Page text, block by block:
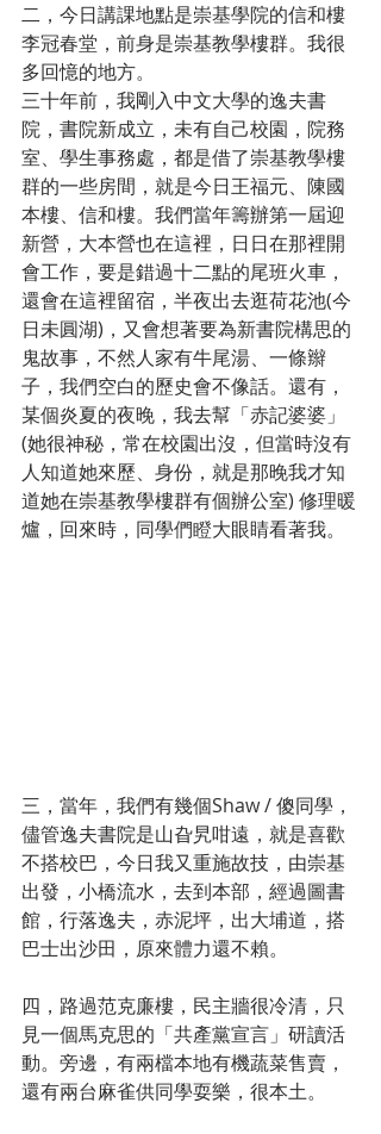
二，今日講課地點是崇基學院的信和樓
李冠春堂，前身是崇基教學樓群。我很
多回憶的地方。
三十年前，我剛入中文大學的逸夫書
院，書院新成立，未有自己校園，院務
室、學生事務處，都是借了崇基教學樓
群的一些房間，就是今日王福元、陳國
本樓、信和樓。我們當年籌辦第一屆迎
新營，大本營也在這裡，日日在那裡開
會工作，要是錯過十二點的尾班火車，
還會在這裡留宿，半夜出去逛荷花池(今
日未圓湖)，又會想著要為新書院構思的
鬼故事，不然人家有牛尾湯、一條辮
子，我們空白的歷史會不像話。還有，
某個炎夏的夜晚，我去幫「赤記婆婆」
(她很神秘，常在校園出沒，但當時沒有
人知道她來歷、身份，就是那晚我才知
道她在崇基教學樓群有個辦公室) 修理暖
爐，回來時，同學們瞪大眼睛看著我。
三，當年，我們有幾個Shaw / 傻同學，
儘管逸夫書院是山旮旯咁遠，就是喜歡
不搭校巴，今日我又重施故技，由崇基
出發，小橋流水，去到本部，經過圖書
館，行落逸夫，赤泥坪，出大埔道，搭
巴士出沙田，原來體力還不賴。
四，路過范克廉樓，民主牆很冷清，只
見一個馬克思的「共產黨宣言」研讀活
動。旁邊，有兩檔本地有機蔬菜售賣，
還有兩台麻雀供同學耍樂，很本土。